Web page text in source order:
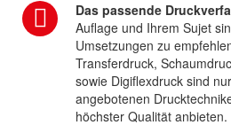
Das passende
Auflage und Ihrem Sujet
Umsetzungen zu
Transferdruck,
sowie Digiflexdruck sind
angebotenen
höchster Qualität anbieten.